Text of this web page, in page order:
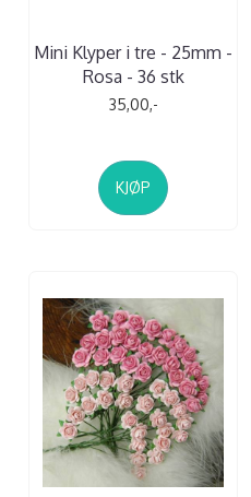
Mini Klyper i tre - 25mm -
Rosa - 36 stk
35,00,-
KJØP